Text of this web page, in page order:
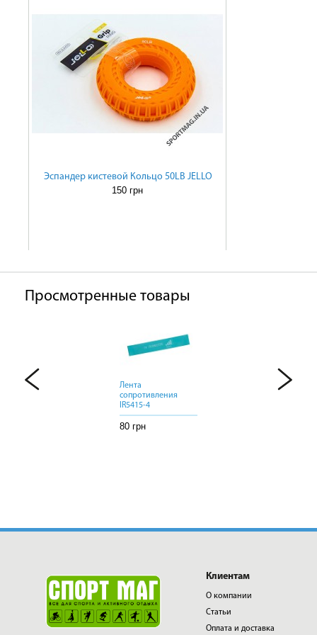
Эспандер кистевой Кольцо 50LB JELLO
150 грн
Просмотренные товары
Лента
Лента
сопротивления
IR5415-4
80 грн
Клиентам
О компании
Статьи
Оплата и доставка